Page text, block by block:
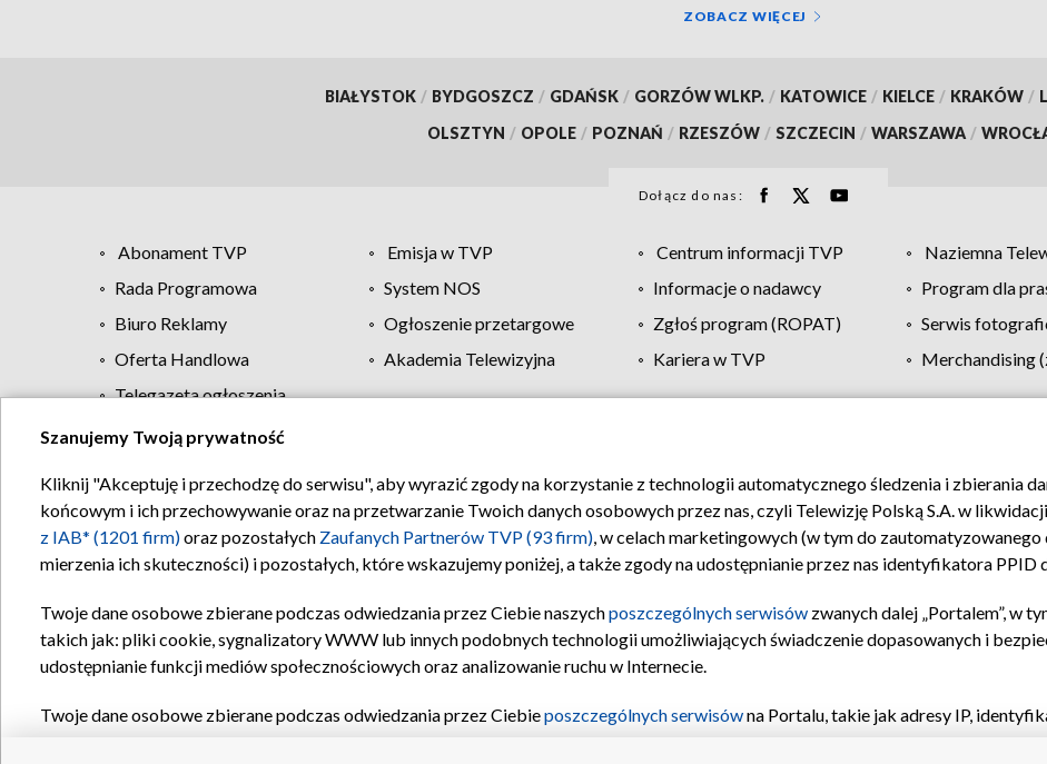
ZOBACZ WIĘCEJ
BIAŁYSTOK / BYDGOSZCZ / GDAŃSK / GORZÓW WLKP. / KATOWICE / KIELCE / KRAKÓW /
OLSZTYN / OPOLE / POZNAŃ / RZESZÓW / SZCZECIN / WARSZAWA /
Dołącz do nas:
Abonament TVP Emisja w TVP Centrum informacji TVP Naziemna
Rada Programowa
System NOS Informacje o nadawcy
Program dla
Biuro Reklamy
Ogłoszenie przetargowe Zgłoś program (ROPAT)
Serwis
Oferta Handlowa
Akademia Telewizyjna Kariera w TVP
Merchandising
Telegazeta ogłoszenia
Regulamin TVP Polityka prywatności Moje zgody Pomoc Biuro reklamy
Szanujemy Twoją prywatność
Kliknij "Akceptuję i przechodzę do serwisu", aby wyrazić zgody na korzystanie z technologii automatycznego śledzenia i zbierania
końcowym i ich przechowywanie oraz na przetwarzanie Twoich danych osobowych przez nas, czyli Telewizję Polską S.A. w
z IAB* (1201 firm)oraz pozostałych Zaufanych Partnerów TVP (93 firm), w celach marketingowych (w tym do
mierzenia ich skuteczności) i pozostałych, które wskazujemy poniżej, a także zgody na udostępnianie przez nas identyfikatora PPID
Twoje dane osobowe zbierane podczas odwiedzania przez Ciebie naszychposzczególnych serwisów zwanych dalej „Portalem”, w
takich jak: pliki cookie, sygnalizatory WWW lub innych podobnych technologii umożliwiających świadczenie dopasowanych i
udostępnianie funkcji mediów społecznościowych oraz analizowanie ruchu w Internecie.
Twoje dane osobowe zbierane podczas odwiedzania przez Ciebieposzczególnych serwisówna Portalu, takie jak adresy IP,